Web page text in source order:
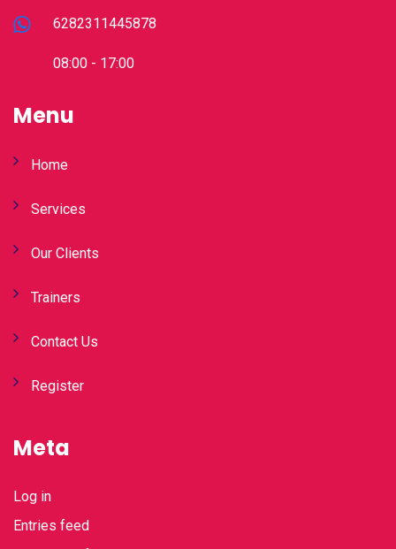
6282311445878
08:00 - 17:00
Menu
Home
Services
Our Clients
Trainers
Contact Us
Register
Meta
Log in
Entries feed